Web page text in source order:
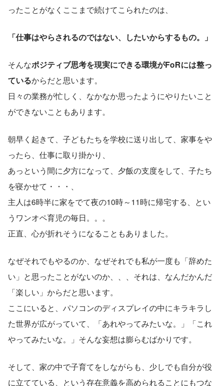
ったことがなくここまで続けてこられたのは、
「仕事はやらされるのではない、したいからするもの。」
そんなポジティブ思考を現実にできる環境がFoRには整っ
ているからだと思います。
日々の業務が忙しく、なかなか思ったようにやりたいこと
ができないこともあります。
朝早く起きて、子どもたちを学校に送り出して、家事をや
ったら、仕事に取り掛かり、
あっという間に夕方になって、夕飯の支度をして、子たち
を寝かせて・・・、
主人は6時半に家をでて夜の10時～11時に帰宅する、とい
うワンオペ育児の毎日。。。
正直、心が折れそうになることもありました。
なぜそれでもやるのか、なぜそれでも私が一度も「辞めた
い」と思ったことがないのか、、、それは、なんだかんだ
「楽しい」からだと思います。
ここにいると、パソコンのディスプレイの中にキラキラし
た世界が広がっていて、「あれやってみたいな。」「これ
やってみたいな。」そんな妄想は膨らむばかりです。
そして、家の中で子育てをしながらも、少しでも自分が役
に立てている、という存在意義を高められることにもつな